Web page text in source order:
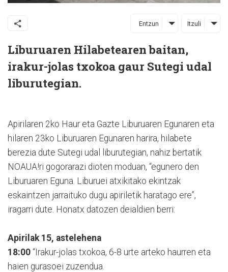
Entzun Itzuli
Liburuaren Hilabetearen baitan,
irakur-jolas txokoa gaur Sutegi udal
liburutegian.
Apirilaren 2ko Haur eta Gazte Liburuaren Egunaren eta
hilaren 23ko Liburuaren Egunaren harira, hilabete
berezia dute Sutegi udal liburutegian, nahiz bertatik
NOAUA!ri gogorarazi dioten moduan, “egunero den
Liburuaren Eguna. Liburuei atxikitako ekintzak
eskaintzen jarraituko dugu apiriletik haratago ere”,
iragarri dute. Honatx datozen deialdien berri:
Apirilak 15, astelehena
18:00 “Irakur-jolas txokoa, 6-8 urte arteko haurren eta
haien gurasoei zuzendua.